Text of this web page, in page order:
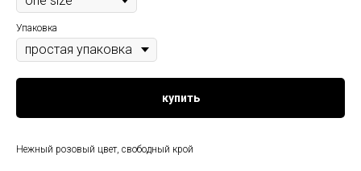
Упаковка
купить
Нежный розовый цвет, свободный крой